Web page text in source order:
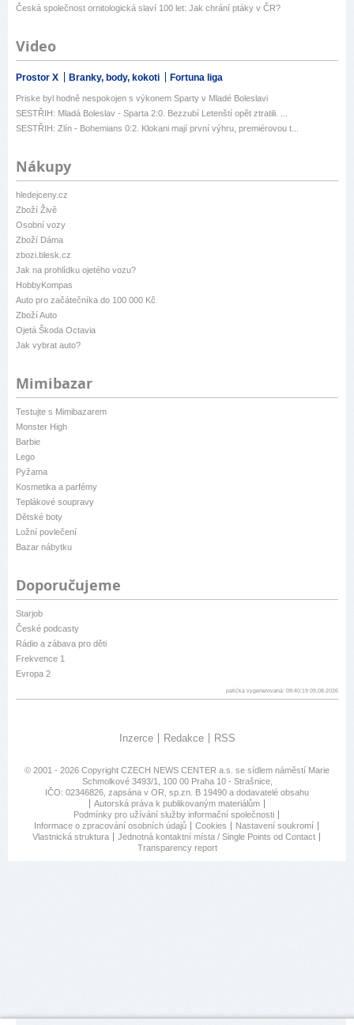
Česká společnost ornitologická slaví 100 let: Jak chrání ptáky v ČR?
Video
Prostor X Branky, body, kokoti Fortuna liga
Priske byl hodně nespokojen s výkonem Sparty v Mladé Boleslavi
SESTŘIH: Mladá Boleslav - Sparta 2:0. Bezzubí Letenští opět ztratili. ...
SESTŘIH: Zlín - Bohemians 0:2. Klokani mají první výhru, premiérovou t...
Nákupy
hledejceny.cz
Zboží Živě
Osobní vozy
Zboží Dáma
zbozi.blesk.cz
Jak na prohlídku ojetého vozu?
HobbyKompas
Auto pro začátečníka do 100 000 Kč
Zboží Auto
Ojetá Škoda Octavia
Jak vybrat auto?
Mimibazar
Testujte s Mimibazarem
Monster High
Barbie
Lego
Pyžama
Kosmetika a parfémy
Teplákové soupravy
Dětské boty
Ložní povlečení
Bazar nábytku
Doporučujeme
Starjob
České podcasty
Rádio a zábava pro děti
Frekvence 1
Evropa 2
patička vygenerovaná: 09:40:19 09.08.2026
Inzerce Redakce RSS
© 2001 - 2026 Copyright CZECH NEWS CENTER a.s. se sídlem náměstí Marie
Schmolkové 3493/1, 100 00 Praha 10 - Strašnice,
IČO: 02346826, zapsána v OR, sp.zn. B 19490 a dodavatelé obsahu
Autorská práva k publikovaným materiálům
Podmínky pro užívání služby informační společnosti
Informace o zpracování osobních údajů
Cookies
Nastavení soukromí
Vlastnická struktura
Jednotná kontaktní místa / Single Points od Contact
Transparency report